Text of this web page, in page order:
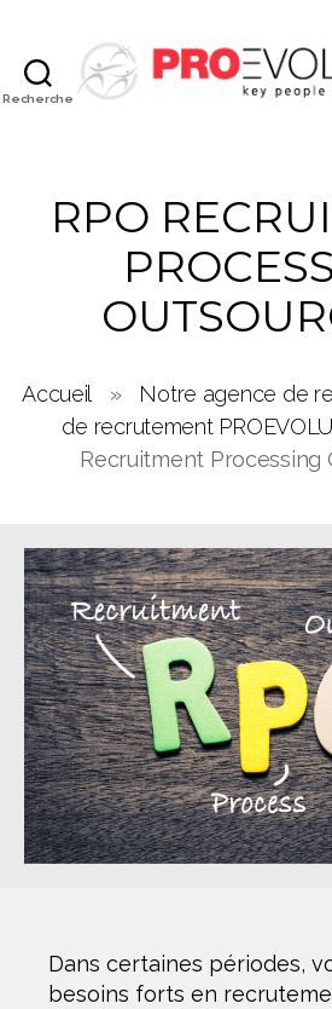
Recherche
RPO
Accueil » Notre agence de
de recrutement
Recruitment Processing
Dans certaines périodes,
besoins forts en